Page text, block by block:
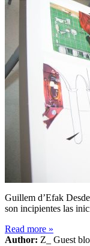
Guillem d’Efak
son incipientes las
Read more »
Author: Z_ Guest